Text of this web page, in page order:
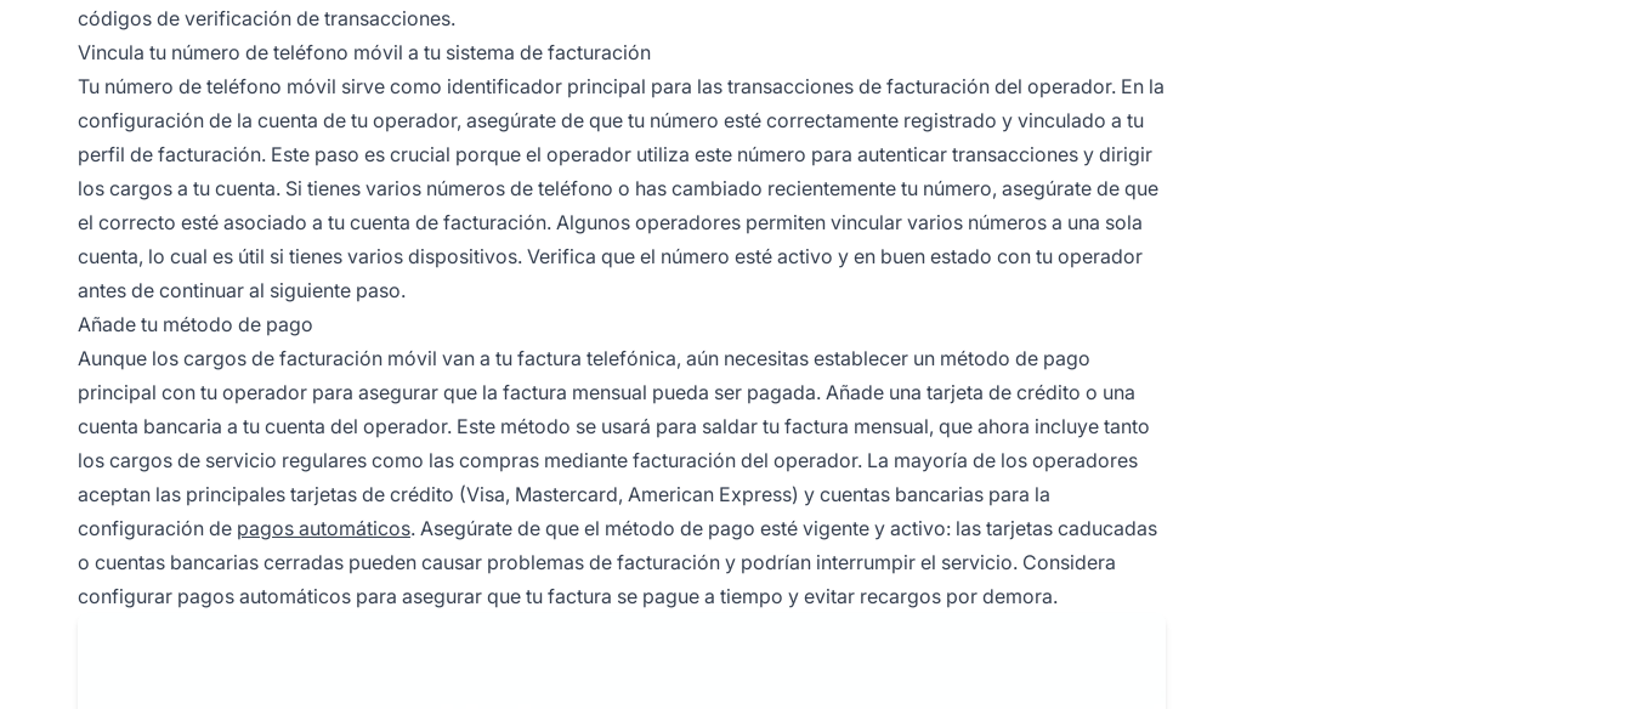
códigos de verificación de transacciones.
Vincula tu número de teléfono móvil a tu sistema de facturación
Tu número de teléfono móvil sirve como identificador principal para las transacciones de facturación del operador. En la
configuración de la cuenta de tu operador, asegúrate de que tu número esté correctamente registrado y vinculado a tu
perfil de facturación. Este paso es crucial porque el operador utiliza este número para autenticar transacciones y dirigir
los cargos a tu cuenta. Si tienes varios números de teléfono o has cambiado recientemente tu número, asegúrate de que
el correcto esté asociado a tu cuenta de facturación. Algunos operadores permiten vincular varios números a una sola
cuenta, lo cual es útil si tienes varios dispositivos. Verifica que el número esté activo y en buen estado con tu operador
antes de continuar al siguiente paso.
Añade tu método de pago
Aunque los cargos de facturación móvil van a tu factura telefónica, aún necesitas establecer un método de pago
principal con tu operador para asegurar que la factura mensual pueda ser pagada. Añade una tarjeta de crédito o una
cuenta bancaria a tu cuenta del operador. Este método se usará para saldar tu factura mensual, que ahora incluye tanto
los cargos de servicio regulares como las compras mediante facturación del operador. La mayoría de los operadores
aceptan las principales tarjetas de crédito (Visa, Mastercard, American Express) y cuentas bancarias para la
configuración de pagos automáticos. Asegúrate de que el método de pago esté vigente y activo: las tarjetas caducadas
o cuentas bancarias cerradas pueden causar problemas de facturación y podrían interrumpir el servicio. Considera
configurar pagos automáticos para asegurar que tu factura se pague a tiempo y evitar recargos por demora.